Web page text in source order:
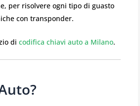
per risolvere ogni tipo di guasto
con transponder.
di codifica chiavi auto a Milano.